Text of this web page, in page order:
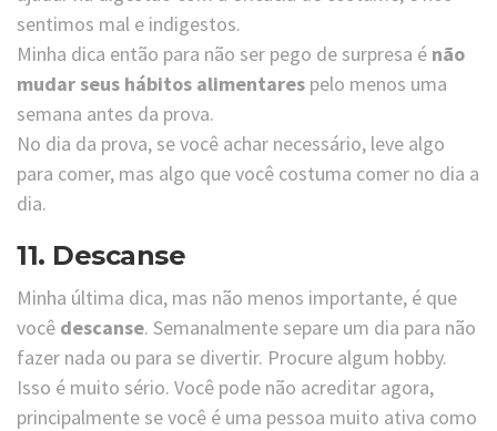
sentimos mal e indigestos.
Minha dica então para não ser pego de surpresa é não
mudar seus hábitos alimentares pelo menos uma
semana antes da prova.
No dia da prova, se você achar necessário, leve algo
para comer, mas algo que você costuma comer no dia a
dia.
11. Descanse
Minha última dica, mas não menos importante, é que
você descanse. Semanalmente separe um dia para não
fazer nada ou para se divertir. Procure algum hobby.
Isso é muito sério. Você pode não acreditar agora,
principalmente se você é uma pessoa muito ativa como